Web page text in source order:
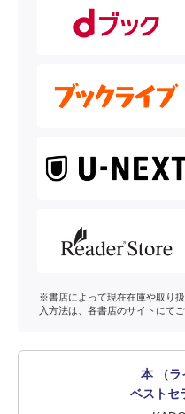
※書店によって現在在庫や取り
入方法は、各書店のサイトにて
本 （ラ
ベストセ